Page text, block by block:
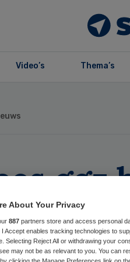
Video’s Thema’s
ggz
About Your Privacy
887 partners store and access personal
I Accept enables tracking technologies to
Selecting Reject All or withdrawing your
may not be as relevant to you. You can